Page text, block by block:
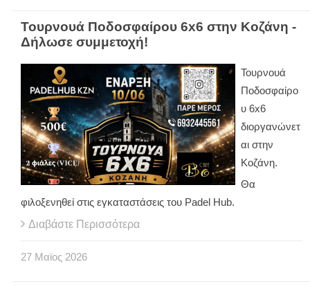
Τουρνουά Ποδοσφαίρου 6x6 στην Κοζάνη -
Δήλωσε συμμετοχή!
Τουρνουά
Ποδοσφαίρο
υ 6x6
διοργανώνετ
αι στην
Κοζάνη.
Θα
φιλοξενηθεί στις εγκαταστάσεις του Padel Hub.
Διαβάστε Περισσότερα
27 Μαϊος 2026